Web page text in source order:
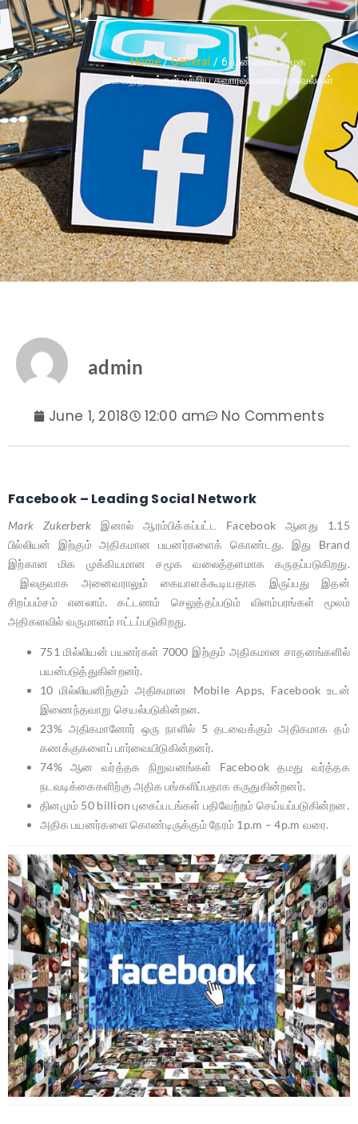
Home/General / 6 முன்னணி சமூக
வலைத்தளங்கள் பற்றிய சுவாரஷ்யமான தகவல்கள்
admin
June 1, 2018 12:00 am No Comments
Facebook – Leading Social Network
Mark Zukerberk இனால் ஆரம்பிக்கப்பட்ட Facebook ஆனது 1.15
பில்லியன் இற்கும் அதிகமான பயனர்களைக் கொண்டது. இது Brand
இற்கான மிக முக்கியமான சமூக வலைத்தளமாக கருதப்படுகிறது.
இலகுவாக அனைவராலும் கையாளக்கூடியதாக இருப்பது இதன்
சிறப்பம்சம் எனலாம். கட்டணம் செலுத்தப்படும் விளம்பரங்கள் மூலம்
அதிகளவில் வருமானம் ஈட்டப்படுகிறது.
751 மில்லியன் பயனர்கள் 7000 இற்கும் அதிகமான சாதனங்களில்
பயன்படுத்துகின்றனர்.
10 மில்லியனிற்கும் அதிகமான Mobile Apps, Facebook உடன்
இணைந்தவாறு செயல்படுகின்றன.
23% அதிகமானோர் ஒரு நாளில் 5 தடவைக்கும் அதிகமாக தம்
கணக்குகளைப் பார்வையிடுகின்றனர்.
74% ஆன வர்த்தக நிறுவனங்கள் Facebook தமது வர்த்தக
நடவடிக்கைகளிற்கு அதிக பங்களிப்பதாக கருதுகின்றனர்.
தினமும் 50 billion புகைப்படங்கள் பதிவேற்றம் செய்யப்படுகின்றன.
அதிக பயனர்களை கொண்டிருக்கும் நேரம் 1p.m – 4p.m வரை.